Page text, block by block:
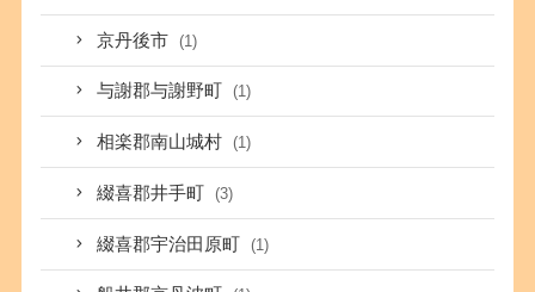
京丹後市 (1)
与謝郡与謝野町 (1)
相楽郡南山城村 (1)
綴喜郡井手町 (3)
綴喜郡宇治田原町 (1)